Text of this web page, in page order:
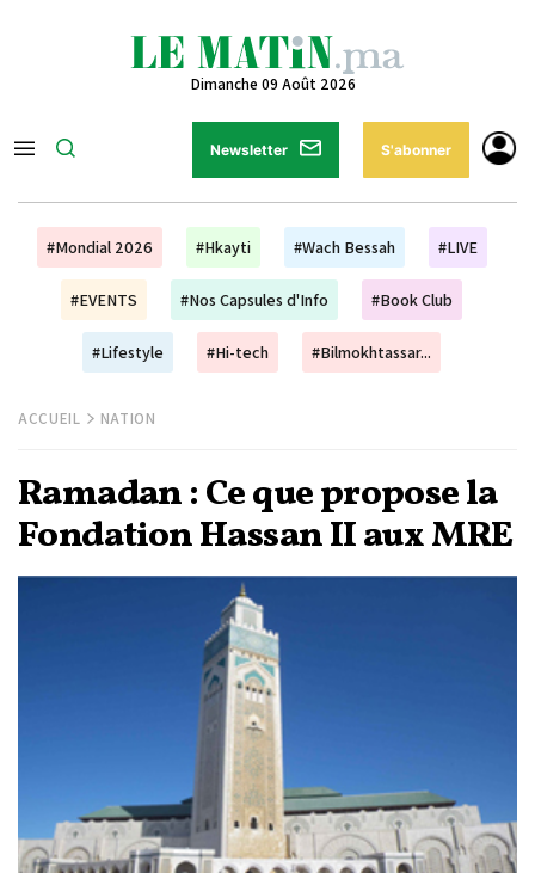
Dimanche 09 Août 2026
Newsletter S'abonner
#Mondial 2026 #Hkayti #Wach Bessah #LIVE
#EVENTS #Nos Capsules d'Info #Book Club
#Lifestyle #Hi-tech #Bilmokhtassar...
ACCUEIL NATION
Ramadan : Ce que propose la
Fondation Hassan II aux MRE